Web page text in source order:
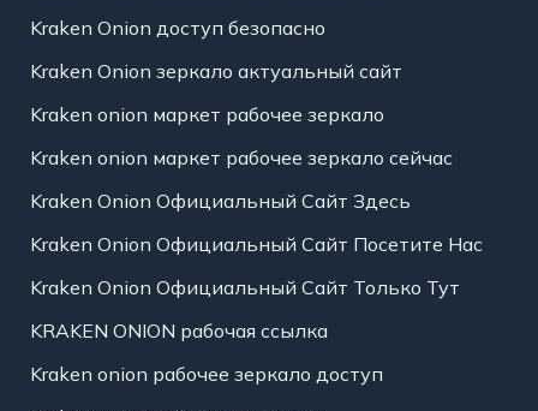
Kraken Onion доступ безопасно
Kraken Onion зеркало актуальный сайт
Kraken onion маркет рабочее зеркало
Kraken onion маркет рабочее зеркало сейчас
Kraken Onion Официальный Сайт Здесь
Kraken Onion Официальный Сайт Посетите Нас
Kraken Onion Официальный Сайт Только Тут
KRAKEN ONION рабочая ссылка
Kraken onion рабочее зеркало доступ